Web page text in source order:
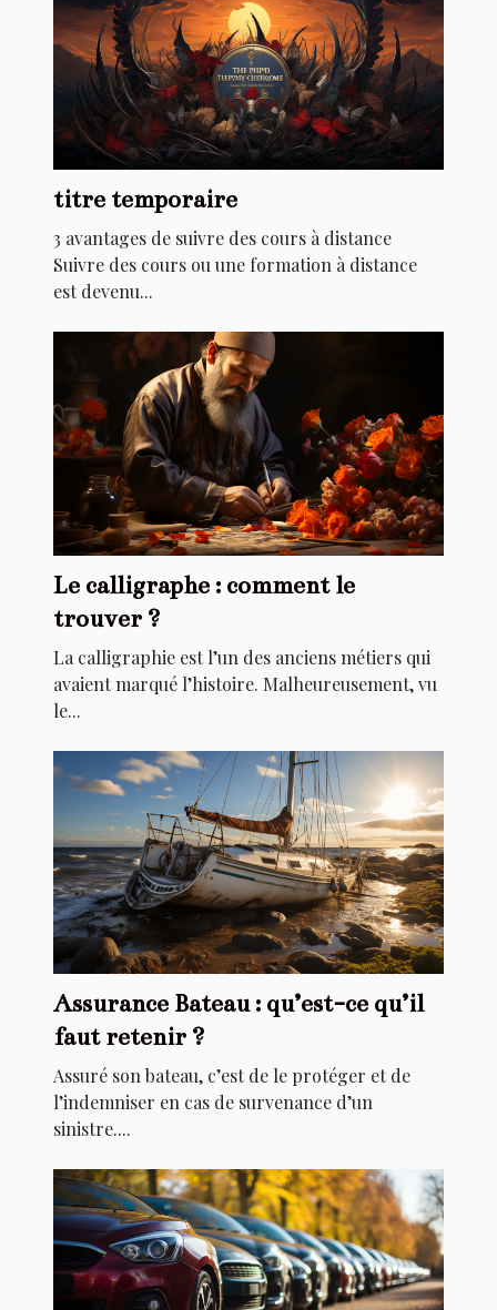
titre temporaire
3 avantages de suivre des cours à distance
Suivre des cours ou une formation à distance
est devenu...
Le calligraphe : comment le
trouver ?
La calligraphie est l’un des anciens métiers qui
avaient marqué l’histoire. Malheureusement, vu
le...
Assurance Bateau : qu’est-ce qu’il
faut retenir ?
Assuré son bateau, c’est de le protéger et de
l’indemniser en cas de survenance d’un
sinistre....